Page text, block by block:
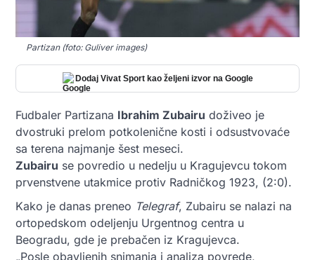
Partizan (foto: Guliver images)
Dodaj Vivat Sport kao željeni izvor na Google
Fudbaler Partizana Ibrahim Zubairu doživeo je
dvostruki prelom potkolenične kosti i odsustvovaće
sa terena najmanje šest meseci.
Zubairu se povredio u nedelju u Kragujevcu tokom
prvenstvene utakmice protiv Radničkog 1923, (2:0).
Kako je danas preneo Telegraf, Zubairu se nalazi na
ortopedskom odeljenju Urgentnog centra u
Beogradu, gde je prebačen iz Kragujevca.
„Posle obavljenih snimanja i analiza povrede,